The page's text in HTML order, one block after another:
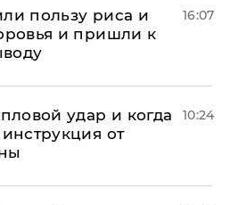
пользу риса и
и пришли к
16:07
удар и когда
от
10:24